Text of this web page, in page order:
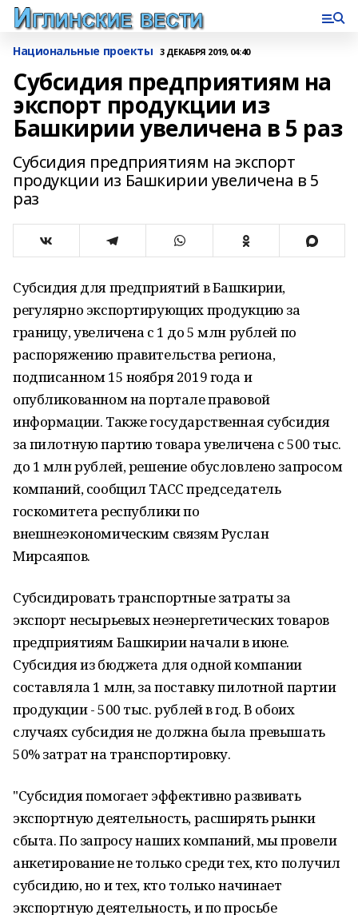
Национальные проекты 3 ДЕКАБРЯ 2019, 04:40
Субсидия предприятиям на
экспорт продукции из
Башкирии увеличена в 5 раз
Субсидия предприятиям на экспорт
продукции из Башкирии увеличена в 5
раз
Субсидия для предприятий в Башкирии,
регулярно экспортирующих продукцию за
границу, увеличена с 1 до 5 млн рублей по
распоряжению правительства региона,
подписанном 15 ноября 2019 года и
опубликованном на портале правовой
информации. Также государственная субсидия
за пилотную партию товара увеличена с 500 тыс.
до 1 млн рублей, решение обусловлено запросом
компаний, сообщил ТАСС председатель
госкомитета республики по
внешнеэкономическим связям Руслан
Мирсаяпов.
Субсидировать транспортные затраты за
экспорт несырьевых неэнергетических товаров
предприятиям Башкирии начали в июне.
Субсидия из бюджета для одной компании
составляла 1 млн, за поставку пилотной партии
продукции - 500 тыс. рублей в год. В обоих
случаях субсидия не должна была превышать
50% затрат на транспортировку.
"Субсидия помогает эффективно развивать
экспортную деятельность, расширять рынки
сбыта. По запросу наших компаний, мы провели
анкетирование не только среди тех, кто получил
субсидию, но и тех, кто только начинает
экспортную деятельность, и по просьбе